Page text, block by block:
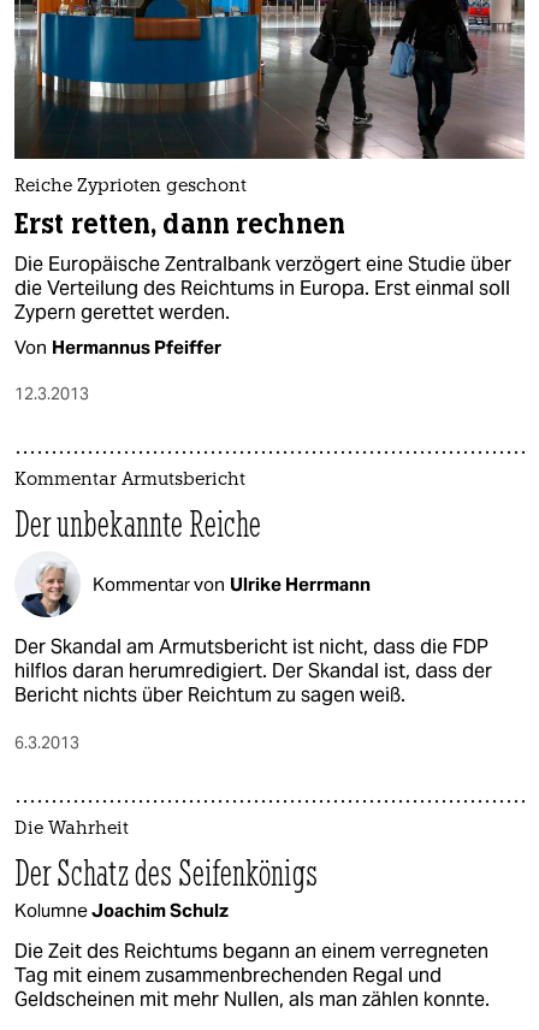
Reiche Zyprioten geschont
Erst retten, dann rechnen
Die Europäische Zentralbank verzögert eine Studie über
die Verteilung des Reichtums in Europa. Erst einmal soll
Zypern gerettet werden.
Von Hermannus Pfeiffer
12.3.2013
Kommentar Armutsbericht
Der unbekannte Reiche
Kommentar von Ulrike Herrmann
Der Skandal am Armutsbericht ist nicht, dass die FDP
hilflos daran herumredigiert. Der Skandal ist, dass der
Bericht nichts über Reichtum zu sagen weiß.
6.3.2013
Die Wahrheit
Der Schatz des Seifenkönigs
KolumneJoachim Schulz
Die Zeit des Reichtums begann an einem verregneten
Tag mit einem zusammenbrechenden Regal und
Geldscheinen mit mehr Nullen, als man zählen konnte.